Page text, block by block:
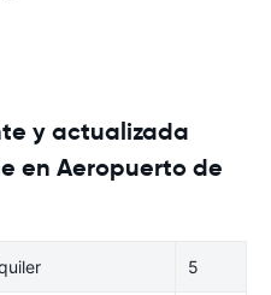
y actualizada
en Aeropuerto de
5